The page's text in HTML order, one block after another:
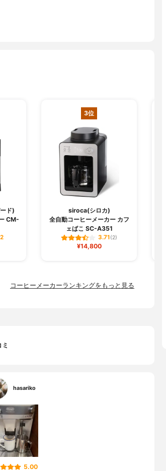
ド)
CM-
3位
siroca(シロカ)
全自動コーヒーメーカー カフ
ェばこ SC-A351
3.71(2)
¥14,800
コーヒーメーカーランキングをもっと見る
hasariko
5.00